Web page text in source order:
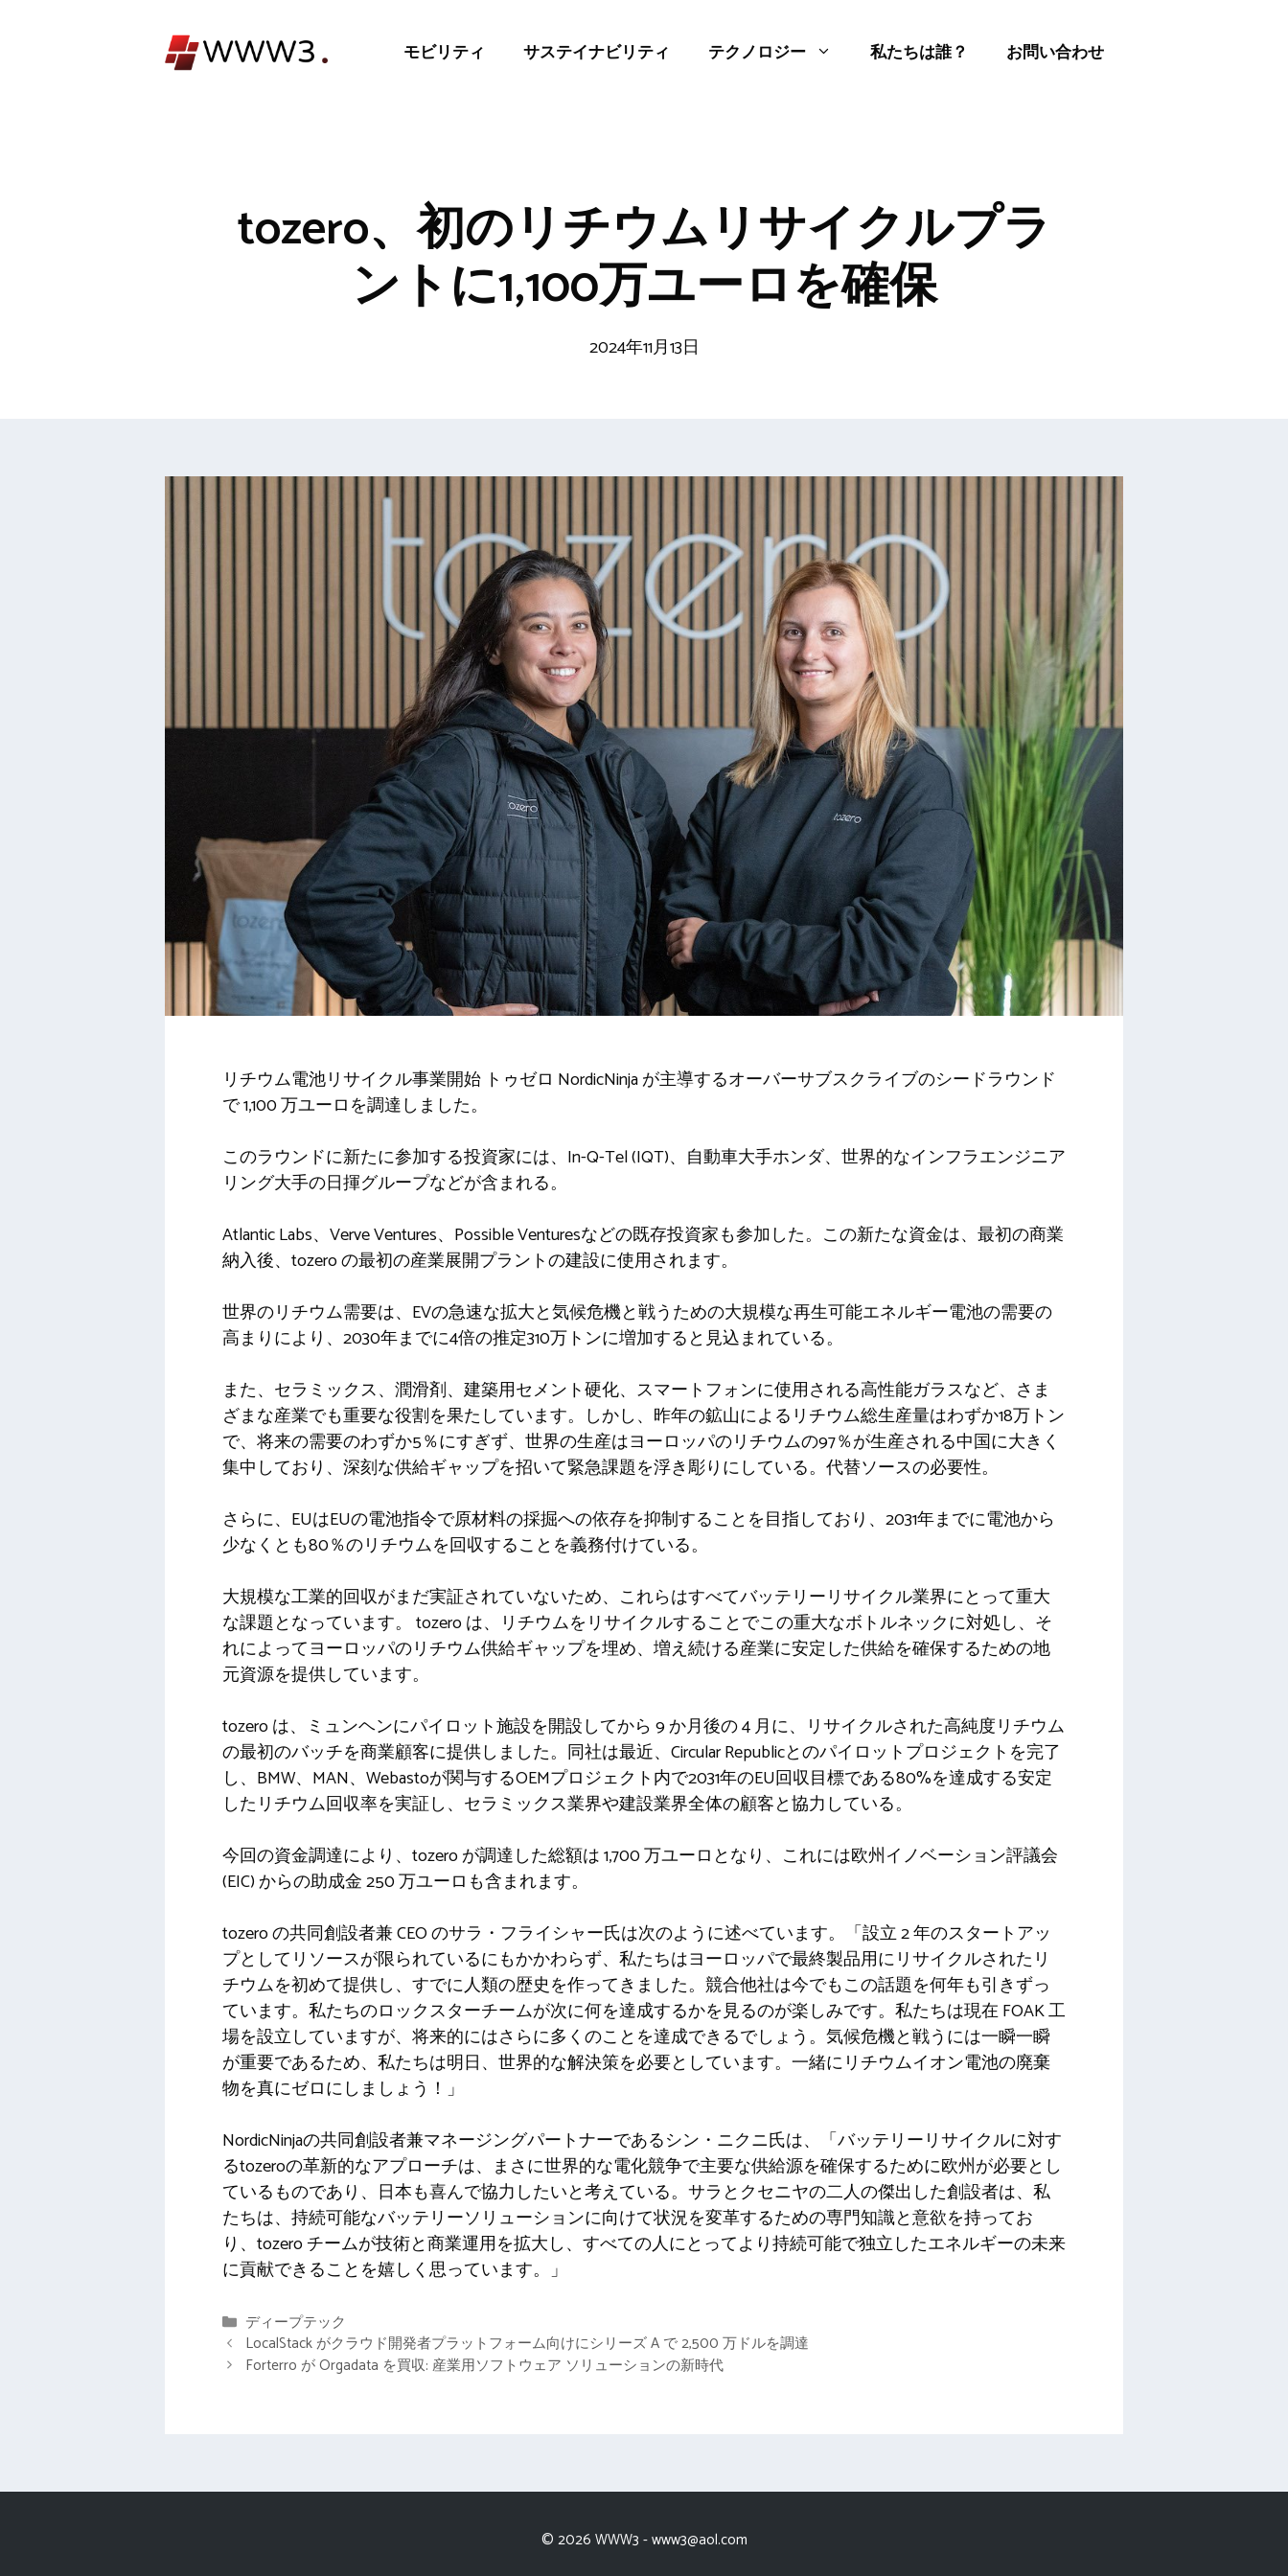
モビリティ サステイナビリティ テクノロジー 私たちは誰？ お問い合わせ
tozero、初のリチウムリサイクルプラ
ントに1,100万ユーロを確保
2024年11月13日
リチウム電池リサイクル事業開始 トゥゼロ NordicNinja が主導するオーバーサブスクライブのシードラウンド
で 1,100 万ユーロを調達しました。
このラウンドに新たに参加する投資家には、In-Q-Tel (IQT)、自動車大手ホンダ、世界的なインフラエンジニア
リング大手の日揮グループなどが含まれる。
Atlantic Labs、Verve Ventures、Possible Venturesなどの既存投資家も参加した。この新たな資金は、最初の商業
納入後、tozero の最初の産業展開プラントの建設に使用されます。
世界のリチウム需要は、EVの急速な拡大と気候危機と戦うための大規模な再生可能エネルギー電池の需要の
高まりにより、2030年までに4倍の推定310万トンに増加すると見込まれている。
また、セラミックス、潤滑剤、建築用セメント硬化、スマートフォンに使用される高性能ガラスなど、さま
ざまな産業でも重要な役割を果たしています。しかし、昨年の鉱山によるリチウム総生産量はわずか18万トン
で、将来の需要のわずか5％にすぎず、世界の生産はヨーロッパのリチウムの97％が生産される中国に大きく
集中しており、深刻な供給ギャップを招いて緊急課題を浮き彫りにしている。代替ソースの必要性。
さらに、EUはEUの電池指令で原材料の採掘への依存を抑制することを目指しており、2031年までに電池から
少なくとも80％のリチウムを回収することを義務付けている。
大規模な工業的回収がまだ実証されていないため、これらはすべてバッテリーリサイクル業界にとって重大
な課題となっています。 tozero は、リチウムをリサイクルすることでこの重大なボトルネックに対処し、そ
れによってヨーロッパのリチウム供給ギャップを埋め、増え続ける産業に安定した供給を確保するための地
元資源を提供しています。
tozero は、ミュンヘンにパイロット施設を開設してから 9 か月後の 4 月に、リサイクルされた高純度リチウム
の最初のバッチを商業顧客に提供しました。同社は最近、Circular Republicとのパイロットプロジェクトを完了
し、BMW、MAN、W​​ebastoが関与するOEMプロジェクト内で2031年のEU回収目標である80%を達成する安定
したリチウム回収率を実証し、セラミックス業界や建設業界全体の顧客と協力している。
今回の資金調達により、tozero が調達した総額は 1,700 万ユーロとなり、これには欧州イノベーション評議会
(EIC) からの助成金 250 万ユーロも含まれます。
tozero の共同創設者兼 CEO のサラ・フライシャー氏は次のように述べています。「設立 2 年のスタートアッ
プとしてリソースが限られているにもかかわらず、私たちはヨーロッパで最終製品用にリサイクルされたリ
チウムを初めて提供し、すでに人類の歴史を作ってきました。競合他社は今でもこの話題を何年も引きずっ
ています。私たちのロックスターチームが次に何を達成するかを見るのが楽しみです。私たちは現在 FOAK 工
場を設立していますが、将来的にはさらに多くのことを達成できるでしょう。気候危機と戦うには一瞬一瞬
が重要であるため、私たちは明日、世界的な解決策を必要としています。一緒にリチウムイオン電池の廃棄
物を真にゼロにしましょう！」
NordicNinjaの共同創設者兼マネージングパートナーであるシン・ニクニ氏は、「バッテリーリサイクルに対す
るtozeroの革新的なアプローチは、まさに世界的な電化競争で主要な供給源を確保するために欧州が必要とし
ているものであり、日本も喜んで協力したいと考えている。サラとクセニヤの二人の傑出した創設者は、私
たちは、持続可能なバッテリーソリューションに向けて状況を変革するための専門知識と意欲を持ってお
り、tozero チームが技術と商業運用を拡大し、すべての人にとってより持続可能で独立したエネルギーの未来
に貢献できることを嬉しく思っています。」
カ
テ
ゴ
ディープテック
LocalStack がクラウド開発者プラットフォーム向けにシリーズ A で 2,500 万ドルを調達
Forterro が Orgadata を買収: 産業用ソフトウェア ソリューションの新時代
© 2026 WWW3 -www3@aol.com